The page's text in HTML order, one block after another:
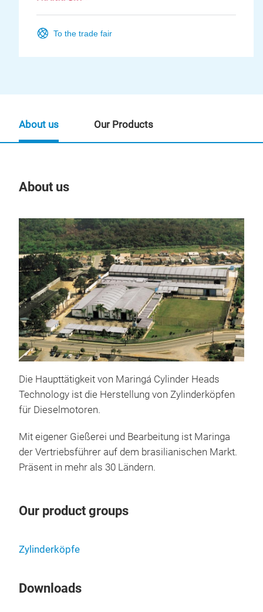
To the trade fair
About us
Die Haupttätigkeit von Maringá Cylinder Heads
Technology ist die Herstellung von Zylinderköpfen
für Dieselmotoren.
Mit eigener Gießerei und Bearbeitung ist Maringa
der Vertriebsführer auf dem brasilianischen Markt.
Präsent in mehr als 30 Ländern.
Our product groups
Zylinderköpfe
Downloads
About us Our Products